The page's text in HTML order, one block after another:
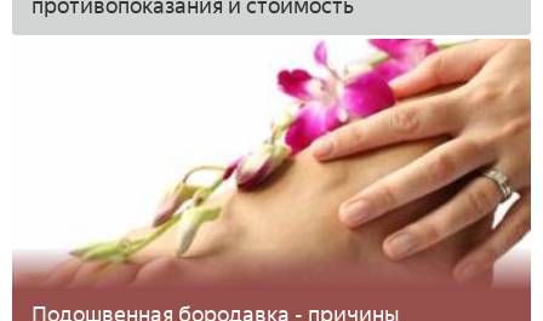
противопоказания и стоимость
Подошвенная бородавка - причины